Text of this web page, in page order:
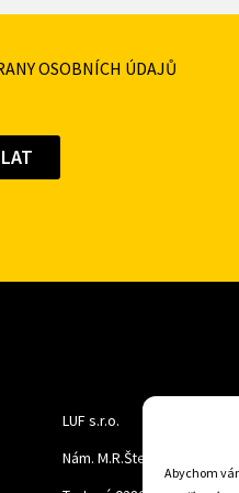
Abychom
OSOBNÍCH ÚDAJŮ
LUF s.r.o.
Nám. M.R.Štefanika 518,